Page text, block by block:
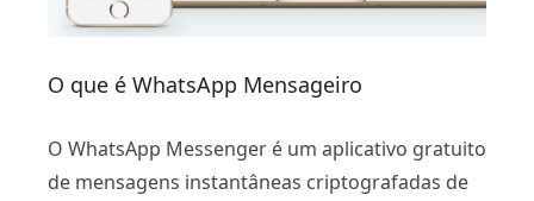
O que é WhatsApp Mensageiro
O WhatsApp Messenger é um aplicativo gratuito
de mensagens instantâneas criptografadas de